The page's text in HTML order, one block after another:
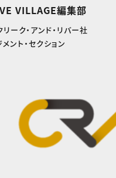
VILLAGE編集部
ーク・アンド・リバー社
ント・セクション